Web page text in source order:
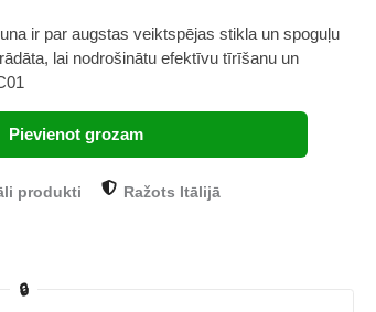
ir par augstas veiktspējas stikla un spoguļu
lai nodrošinātu efektīvu tīrīšanu un
Pievienot grozam
produkti Ražots Itālijā
🔒